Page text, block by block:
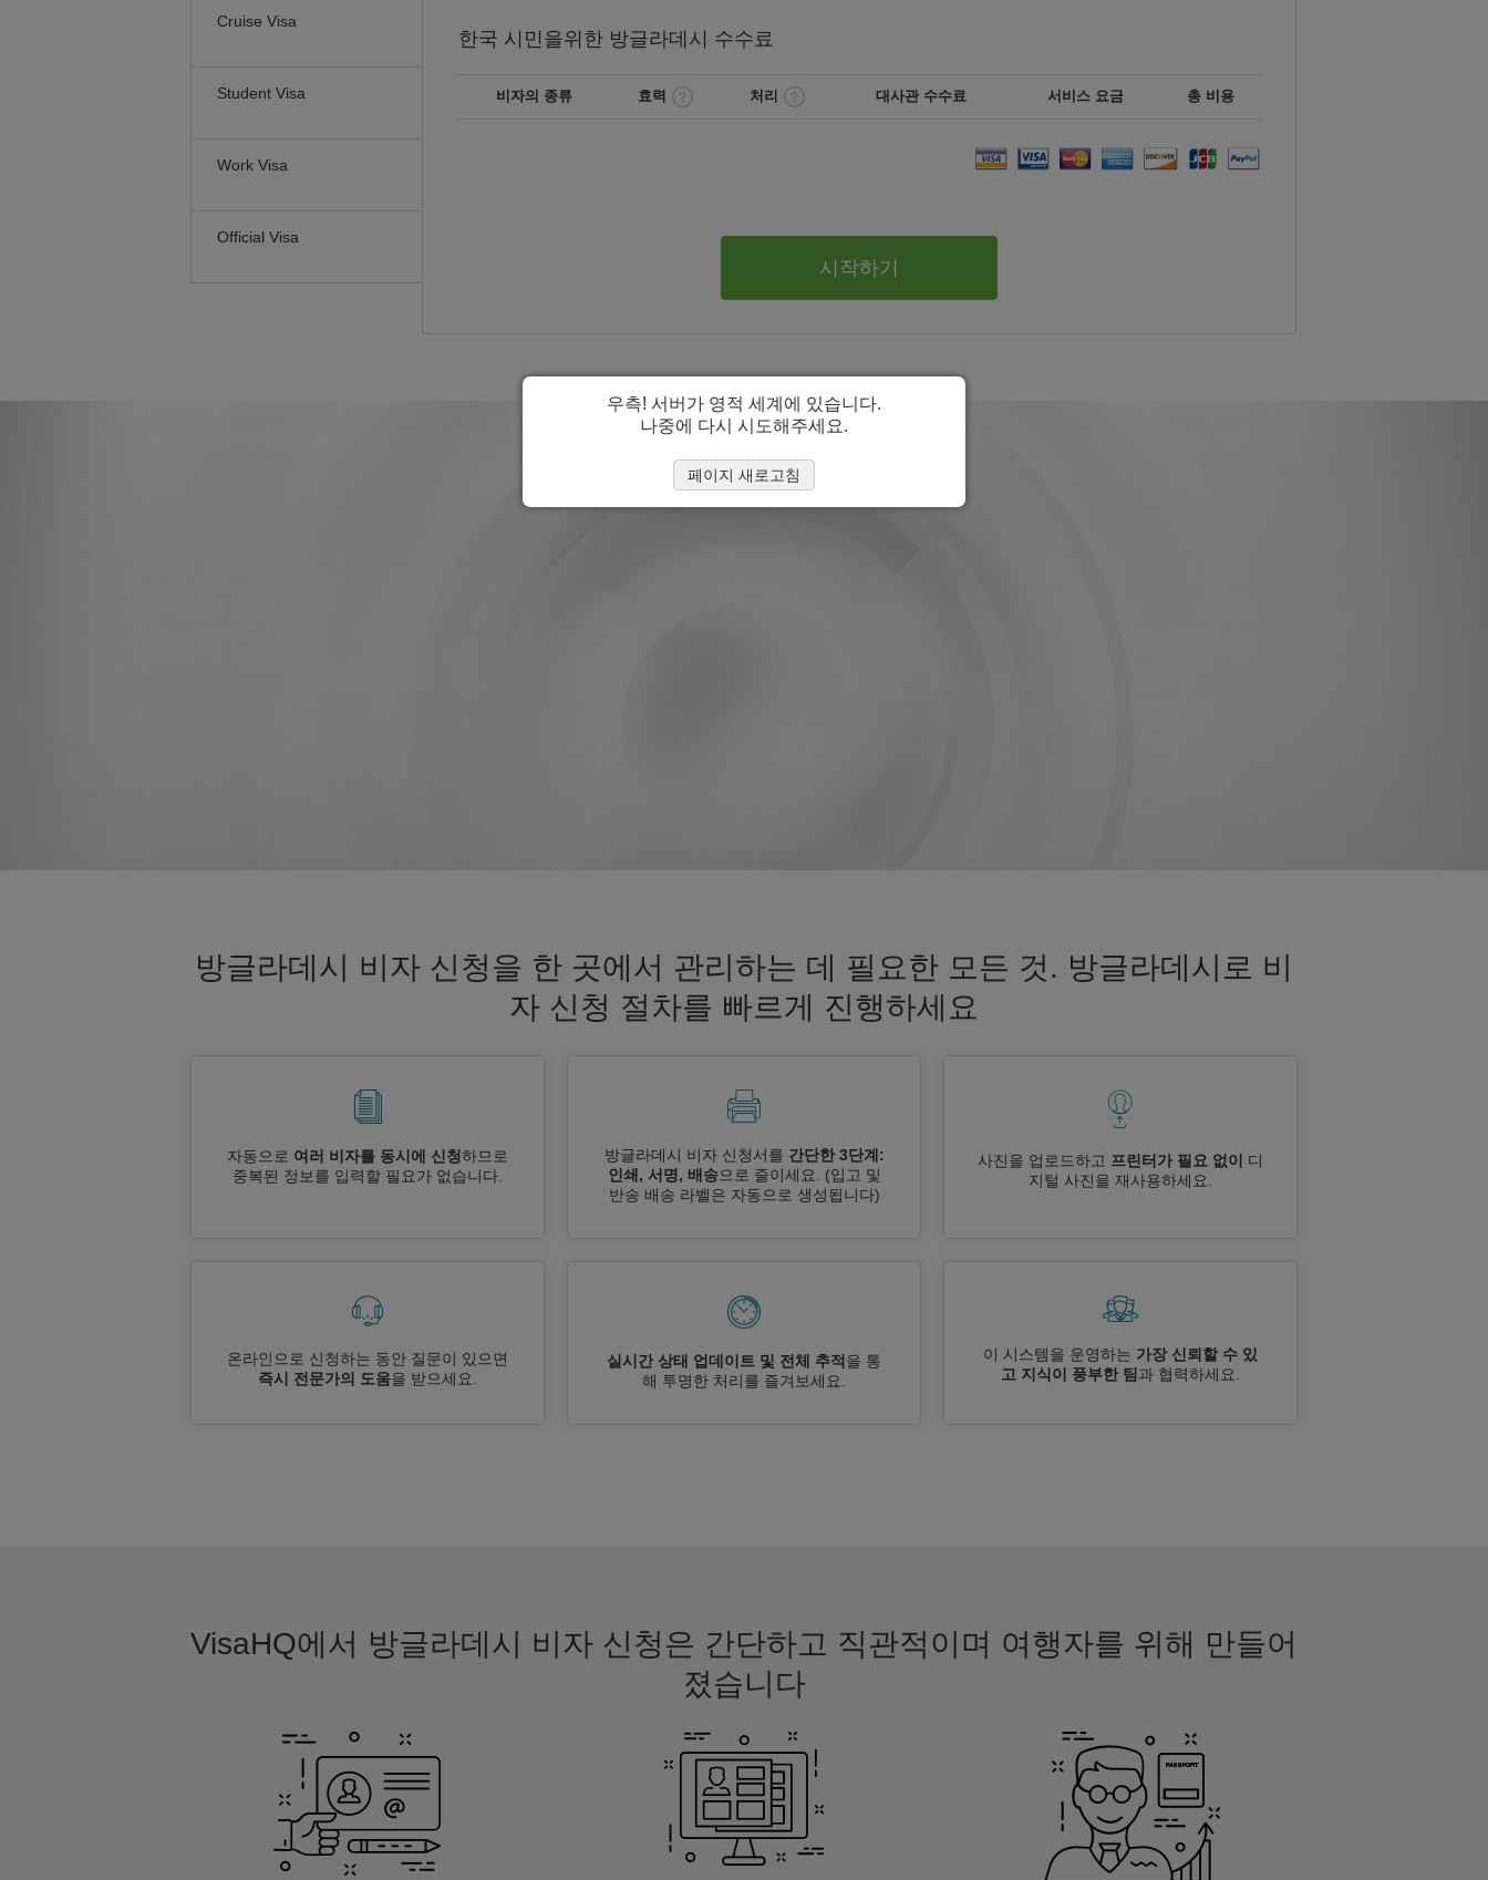
Cruise Visa
Student Visa
Work Visa
Official Visa
한국 시민을위한 방글라데시 수수료
비자의 종류 효력 처리 대사관 수수료 서비스 요금 총 비용
시작하기
방글라데시 비자 신청을 한 곳에서 관리하는 데 필요한 모든 것. 방글라데시로 비
자 신청 절차를 빠르게 진행하세요
자동으로 여러 비자를 동시에 신청하므로
중복된 정보를 입력할 필요가 없습니다.
방글라데시 비자 신청서를 간단한 3단계:
인쇄, 서명, 배송으로 줄이세요.
(입고 및
반송 배송 라벨은 자동으로 생성됩니다)
사진을 업로드하고 프린터가 필요 없이
디
지털 사진을 재사용하세요.
온라인으로 신청하는 동안 질문이 있으면
즉시 전문가의 도움을 받으세요.
실시간 상태 업데이트 및 전체 추적 을 통
해 투명한 처리를 즐겨보세요.
이 시스템을 운영하는 가장 신뢰할 수 있
고 지식이 풍부한 팀 과 협력하세요.
VisaHQ에서 방글라데시 비자 신청은 간단하고 직관적이며 여행자를 위해 만들어
졌습니다
우측! 서버가 영적 세계에 있습니다.
나중에 다시 시도해주세요.
페이지 새로고침